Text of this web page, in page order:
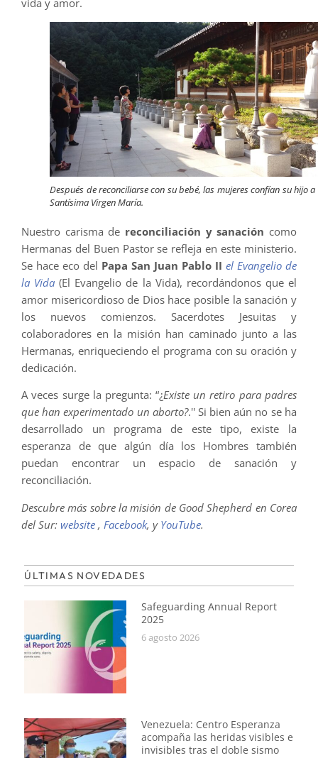
vida y amor.
Después de reconciliarse con su bebé, las mujeres confían su hijo a
Santísima Virgen María.
Nuestro carisma de reconciliación y sanación como
Hermanas del Buen Pastor se refleja en este ministerio.
Se hace eco del Papa San Juan Pablo II el Evangelio de
la Vida (El Evangelio de la Vida), recordándonos que el
amor misericordioso de Dios hace posible la sanación y
los nuevos comienzos. Sacerdotes Jesuitas y
colaboradores en la misión han caminado junto a las
Hermanas, enriqueciendo el programa con su oración y
dedicación.
A veces surge la pregunta: “¿Existe un retiro para padres
que han experimentado un aborto?.'' Si bien aún no se ha
desarrollado un programa de este tipo, existe la
esperanza de que algún día los Hombres también
puedan encontrar un espacio de sanación y
reconciliación.
Descubre más sobre la misión de Good Shepherd en Corea
del Sur:website , Facebook, y YouTube.
ÚLTIMAS NOVEDADES
Safeguarding Annual Report
2025
6 agosto 2026
Venezuela: Centro Esperanza
acompaña las heridas visibles e
invisibles tras el doble sismo